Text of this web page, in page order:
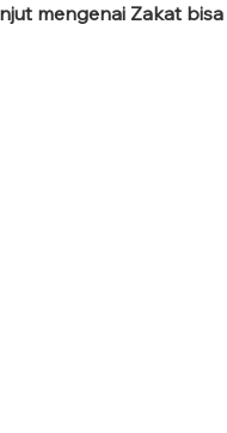
mengenai Zakat